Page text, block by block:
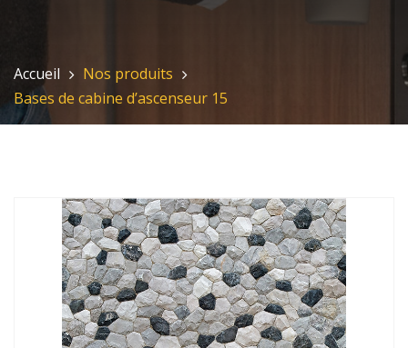
Accueil
Nos produits
Bases de cabine d’ascenseur 15